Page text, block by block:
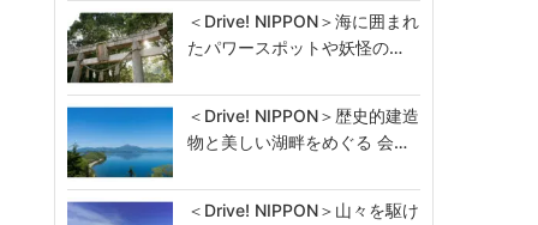
＜Drive! NIPPON＞海に囲まれ
たパワースポットや妖怪の…
＜Drive! NIPPON＞歴史的建造
物と美しい湖畔をめぐる 会…
＜Drive! NIPPON＞山々を駆け